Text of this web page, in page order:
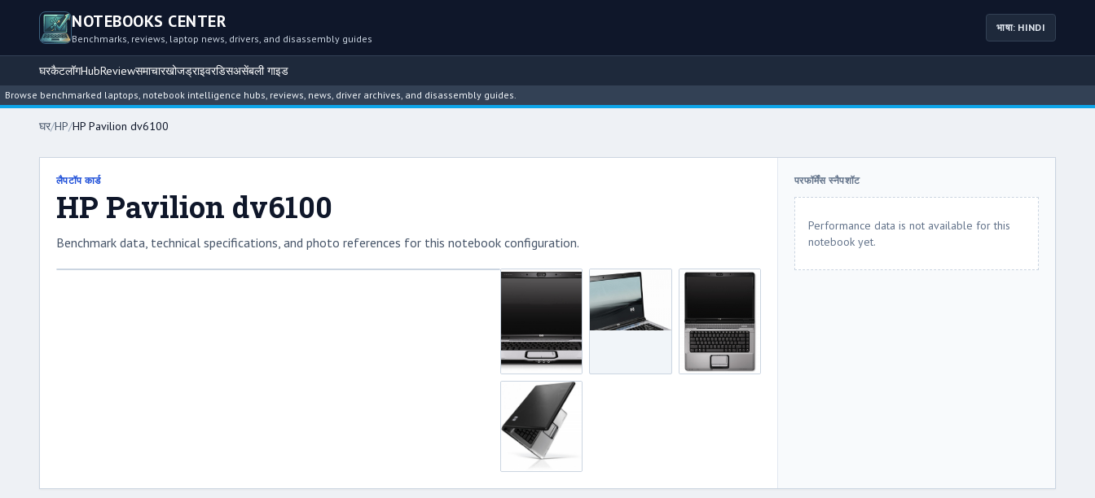
NOTEBOOKS CENTER
Benchmarks, reviews, laptop news, drivers, and disassembly guides
भाषा: HINDI
घरकैटलॉगHubReviewसमाचारखोजड्राइवरडिसअसेंबली गाइड
benchmarked laptops, notebook intelligence hubs, reviews, news, driver archives, and disassembly guides.
घर/HP/HP Pavilion dv6100
लैपटॉप कार्ड
HP Pavilion dv6100
Benchmark data, technical specifications, and photo references for this notebook configuration.
परफॉर्मेंस स्नैपशॉट
Performance data is not available for this
notebook yet.